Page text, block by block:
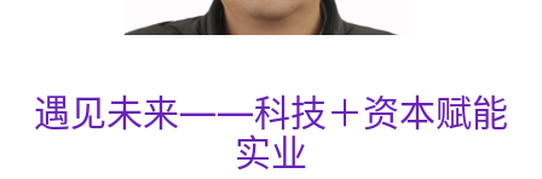
遇见未来——科技＋资本赋能
实业